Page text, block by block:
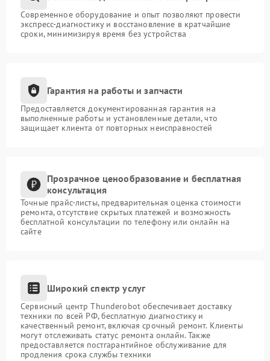
Современное оборудование и опыт позволяют провести
экспресс-диагностику и восстановление в кратчайшие
сроки, минимизируя время без устройства
Гарантия на работы и запчасти
Предоставляется документированная гарантия на
выполненные работы и установленные детали, что
защищает клиента от повторных неисправностей
Прозрачное ценообразование и бесплатная
консультация
Точные прайс-листы, предварительная оценка стоимости
ремонта, отсутствие скрытых платежей и возможность
бесплатной консультации по телефону или онлайн на
сайте
Широкий спектр услуг
Сервисный центр Thunderobot обеспечивает доставку
техники по всей РФ, бесплатную диагностику и
качественный ремонт, включая срочный ремонт. Клиенты
могут отслеживать статус ремонта онлайн. Также
предоставляется постгарантийное обслуживание для
продления срока службы техники